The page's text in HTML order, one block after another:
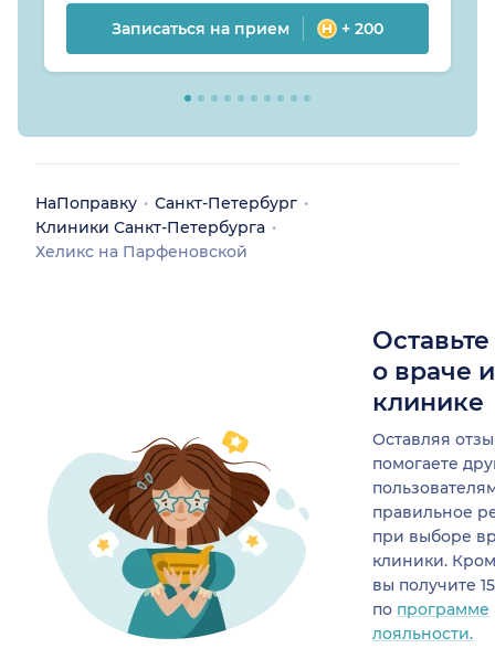
Записаться на прием + 200
НаПоправку
Санкт-Петербург
Клиники Санкт-Петербурга
Хеликс на Парфеновской
о враче
клинике
Оставляя
помогаете
правильное
при выборе
клиники.
вы получите
по программе
лояльности.